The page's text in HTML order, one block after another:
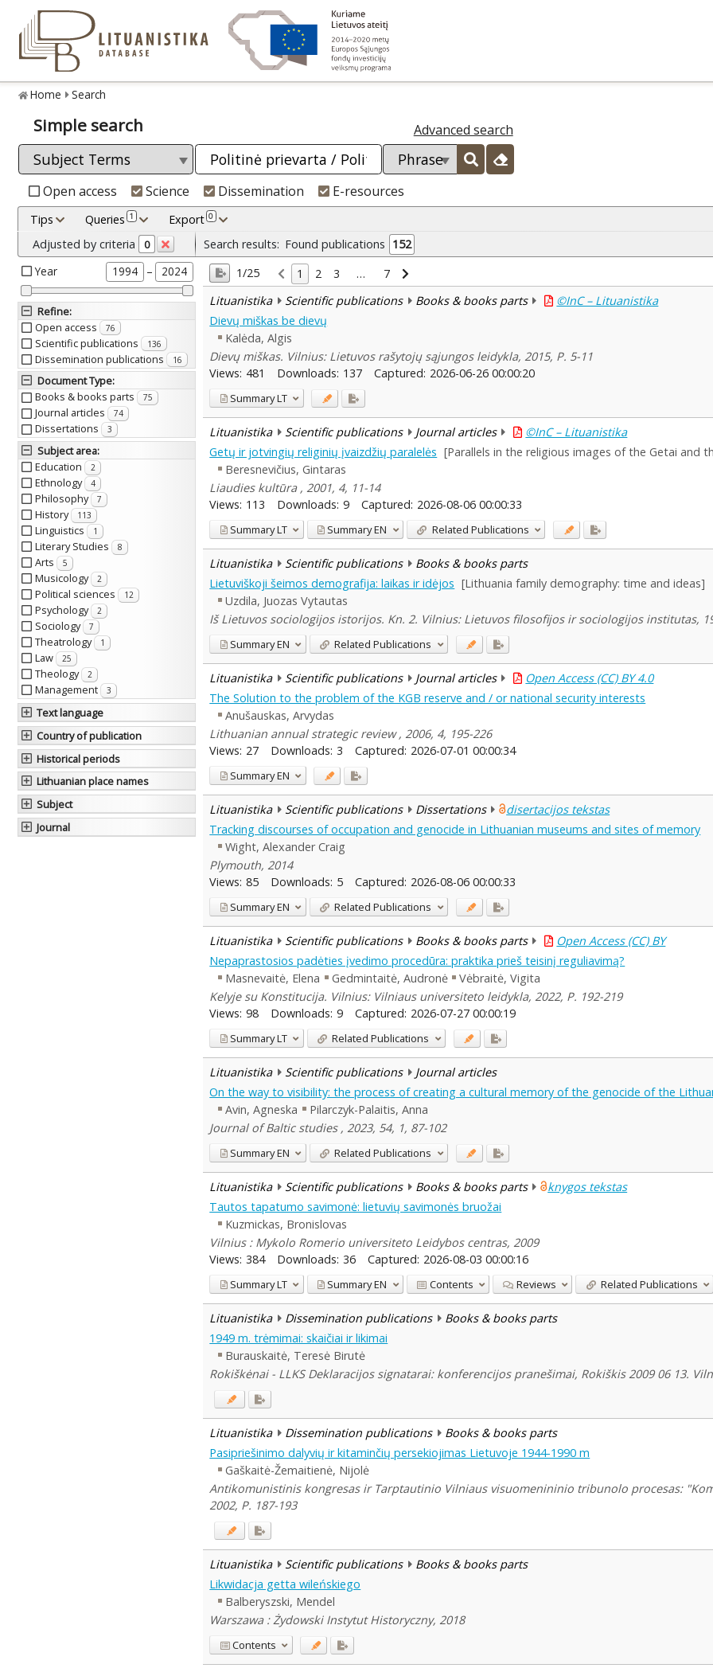
Home Search
Simple search Advanced search
Open access Science Dissemination E-resources
Tips Queries 1 Export 0
Adjusted by criteria 0
Year 1994 – 2024
Refine:
Open access
76
Scientific publications 136
Dissemination publications 16
Document Type:
Books & books parts
75
Journal articles 74
Dissertations 3
Subject area:
Education
2
Ethnology 4
Philosophy 7
History 113
Linguistics 1
Literary Studies 8
Arts 5
Musicology 2
Political sciences 12
Psychology 2
Sociology 7
Theatrology 1
Law 25
Theology 2
Management 3
Text language
Country of publication
Historical periods
Lithuanian place names
Subject
Journal
Search results: Found publications 152
1/25
1 2 3 … 7
Lituanistika
Scientific publications Books & books parts ©InC – Lituanistika
Dievų miškas be dievų
Kalėda, Algis
Dievų miškas. Vilnius: Lietuvos rašytojų sąjungos leidykla, 2015, P. 5-11
Views: 481 Downloads: 137 Captured: 2026-06-26 00:00:20
SummaryLT
Lituanistika Scientific publications Journal articles ©InC – Lituanistika
Getų ir jotvingių religinių įvaizdžių paralelės [Parallels in the religious images of the Getai and
Beresnevičius, Gintaras
Liaudies kultūra , 2001, 4, 11-14
Views: 113 Downloads: 9 Captured: 2026-08-06 00:00:33
SummaryLT SummaryEN Related Publications
Lituanistika Scientific publications Books & books parts
Lietuviškoji šeimos demografija: laikas ir idėjos [Lithuania family demography: time and ideas]
Uzdila, Juozas Vytautas
Iš Lietuvos sociologijos istorijos. Kn. 2. Vilnius: Lietuvos filosofijos ir sociologijos institutas,
SummaryEN Related Publications
Lituanistika Scientific publications Journal articles Open Access (CC) BY 4.0
The Solution to the problem of the KGB reserve and / or national security interests
Anušauskas, Arvydas
Lithuanian annual strategic review , 2006, 4, 195-226
Views: 27 Downloads: 3 Captured: 2026-07-01 00:00:34
SummaryEN
Lituanistika Scientific publications Dissertations disertacijos tekstas
Tracking discourses of occupation and genocide in Lithuanian museums and sites of memory
Wight, Alexander Craig
Plymouth, 2014
Views: 85 Downloads: 5 Captured: 2026-08-06 00:00:33
SummaryEN Related Publications
Lituanistika Scientific publications Books & books parts Open Access (CC) BY
Nepaprastosios padėties įvedimo procedūra: praktika prieš teisinį reguliavimą?
Masnevaitė, Elena
Gedmintaitė, Audronė
Vėbraitė, Vigita
Kelyje su Konstitucija. Vilnius: Vilniaus universiteto leidykla, 2022, P. 192-219
Views: 98 Downloads: 9 Captured: 2026-07-27 00:00:19
SummaryLT Related Publications
Lituanistika Scientific publications Journal articles
On the way to visibility: the process of creating a cultural memory of the genocide of the
Avin, Agneska
Pilarczyk-Palaitis, Anna
Journal of Baltic studies , 2023, 54, 1, 87-102
SummaryEN Related Publications
Lituanistika Scientific publications Books & books parts knygos tekstas
Tautos tapatumo savimonė: lietuvių savimonės bruožai
Kuzmickas, Bronislovas
Vilnius : Mykolo Romerio universiteto Leidybos centras, 2009
Views: 384 Downloads: 36 Captured: 2026-08-03 00:00:16
SummaryLT SummaryEN Contents Reviews Related Publications
Lituanistika Dissemination publications Books & books parts
1949 m. trėmimai: skaičiai ir likimai
Burauskaitė, Teresė Birutė
Rokiškėnai - LLKS Deklaracijos signatarai: konferencijos pranešimai, Rokiškis 2009 06 13.
Lituanistika Dissemination publications Books & books parts
Pasipriešinimo dalyvių ir kitaminčių persekiojimas Lietuvoje 1944-1990 m
Gaškaitė-Žemaitienė, Nijolė
Antikomunistinis kongresas ir Tarptautinio Vilniaus visuomenininio tribunolo procesas:
2002, P. 187-193
Lituanistika Scientific publications Books & books parts
Likwidacja getta wileńskiego
Balberyszski, Mendel
Warszawa : Żydowski Instytut Historyczny, 2018
Contents